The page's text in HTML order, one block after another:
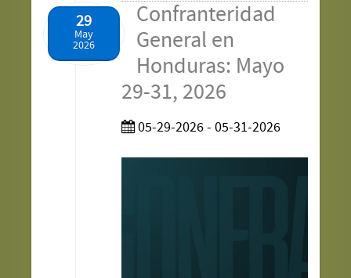
29
May
2026
Confranteridad
General en
Honduras: Mayo
29-31, 2026
05-29-2026 - 05-31-2026